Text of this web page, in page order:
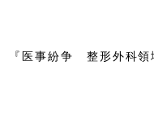
『医事紛争 整形外科領